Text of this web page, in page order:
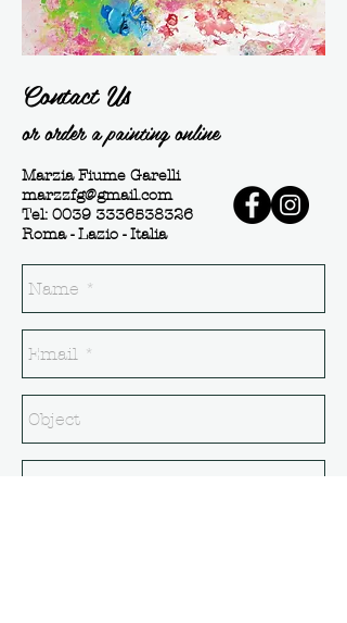
Contact Us
or order a painting online
Marzia Fiume Garelli
marzzfg@gmail.com
Tel: 0039 3336538326
Roma - Lazio - Italia